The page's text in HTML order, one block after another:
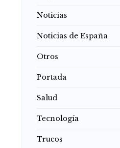
Noticias
Noticias de España
Otros
Portada
Salud
Tecnología
Trucos